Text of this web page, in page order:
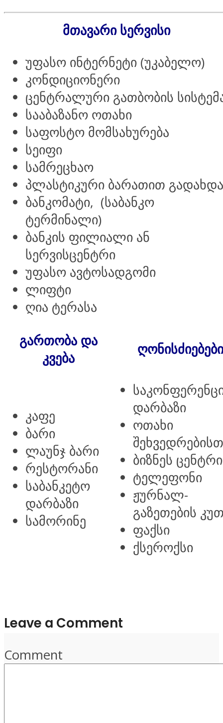
მთავარი სერვისი
უფასო ინტერნეტი (უკაბელო)
კონდიციონერი
ცენტრალური გათბობის
სააბაზანო ოთახი
საფოსტო მომსახურება
სეიფი
სამრეცხაო
პლასტიკური ბარათით გადახდა
ბანკომატი, (საბანკო
ტერმინალი)
ბანკის ფილიალი ან
სერვისცენტრი
უფასო ავტოსადგომი
ლიფტი
ღია ტერასა
გართობა და
კვება
ღონისძიებები
კაფე
ბარი
ლაუნჯ ბარი
რესტორანი
საბანკეტო
დარბაზი
სამორინე
დარბაზი
ოთახი
ბიზნეს ცენტრი
ტელეფონი
ჟურნალ-
გაზეთების
ფაქსი
ქსეროქსი
Leave a Comment
Comment